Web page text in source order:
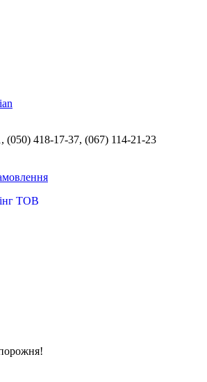
(050) 418-17-37, (067) 114-21-23